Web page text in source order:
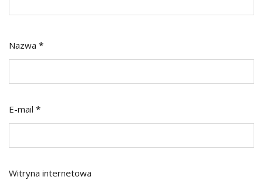
Nazwa *
E-mail *
Witryna internetowa